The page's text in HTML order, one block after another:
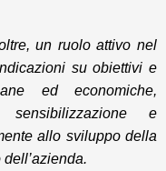
un ruolo attivo nel
su obiettivi e
ed economiche,
sensibilizzazione e
allo sviluppo della